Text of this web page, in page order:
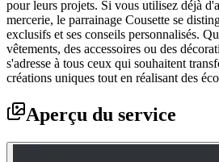
pour leurs projets. Si vous utilisez déjà
mercerie, le parrainage Cousette se
exclusifs et ses conseils personnalisés.
vêtements, des accessoires ou des
s'adresse à tous ceux qui souhaitent
créations uniques tout en réalisant des
Aperçu du service